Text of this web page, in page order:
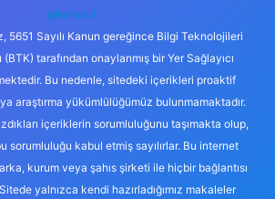
@karabul
5651 Sayılı Kanun gereğince Bilgi Teknolojileri
tarafından onaylanmış bir Yer Sağlayıcı
Bu nedenle, sitedeki içerikleri proaktif
araştırma yükümlülüğümüz bulunmamaktadır.
içeriklerin sorumluluğunu taşımakta olup,
sorumluluğu kabul etmiş sayılırlar. Bu internet
kurum veya şahıs şirketi ile hiçbir bağlantısı
yalnızca kendi hazırladığımız makaleler